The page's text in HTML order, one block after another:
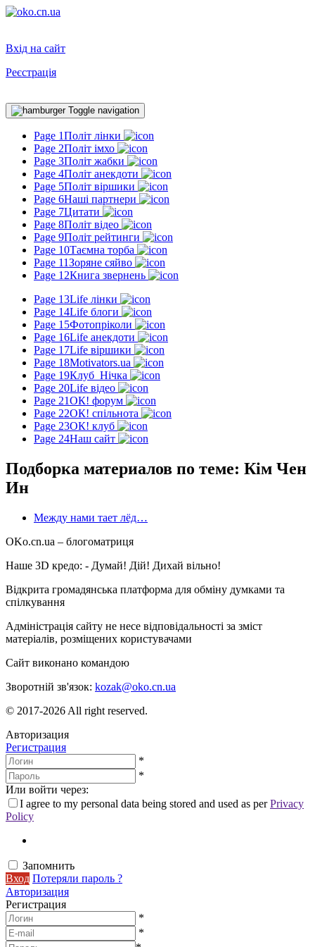
Вхід на сайт
Реєстрація
Toggle navigation
Page 1Політ лінки
Page 2Політ імхо
Page 3Політ жабки
Page 4Політ анекдоти
Page 5Політ віршики
Page 6Наші партнери
Page 7Цитати
Page 8Політ відео
Page 9Політ рейтинги
Page 10Таємна торба
Page 11Зоряне сяйво
Page 12Книга звернень
Page 13Life лінки
Page 14Life блоги
Page 15Фотопріколи
Page 16Life анекдоти
Page 17Life віршики
Page 18Motivators.ua
Page 19Клуб_Нічка
Page 20Life відео
Page 21ОК! форум
Page 22ОК! спільнота
Page 23ОК! клуб
Page 24Наш сайт
Подборка материалов по теме: Кім Чен
Ин
Между нами тает лёд…
OKo.cn.ua – блогоматриця
Наше 3D кредо: - Думай! Дій! Дихай вільно!
Відкрита громадянська платформа для обміну думками та
спілкування
Адміністрація сайту не несе відповідальності за зміст
матеріалів, розміщених користувачами
Сайт виконано командою
Зворотній зв'язок: kozak@oko.cn.ua
© 2017-2026 All right reserved.
Авторизация
Регистрация
*
*
Или войти через:
I agree to my personal data being stored and used as perPrivacy
Policy
Запомнить
Вход Потеряли пароль ?
Авторизация
Регистрация
*
*